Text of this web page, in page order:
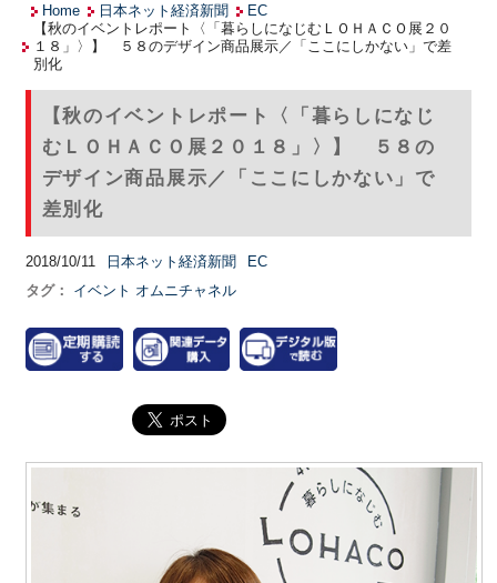
Home 日本ネット経済新聞
EC
【秋のイベントレポート〈「暮らしになじむＬＯＨＡＣＯ展２０
１８」〉】 ５８のデザイン商品展示／「ここにしかない」で差
別化
【秋のイベントレポート〈「暮らしになじ
むＬＯＨＡＣＯ展２０１８」〉】 ５８の
デザイン商品展示／「ここにしかない」で
差別化
2018/10/11 日本ネット経済新聞
EC
タグ：
イベント オムニチャネル